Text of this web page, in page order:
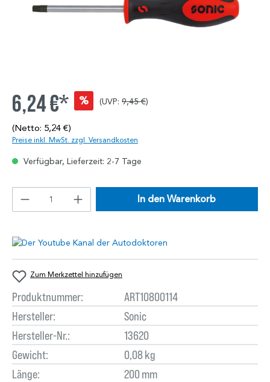
6,24 €* % (UVP: 9,45 €)
(Netto: 5,24 €)
Preise inkl. MwSt. zzgl. Versandkosten
Verfügbar, Lieferzeit: 2-7 Tage
In den Warenkorb
Zum Merkzettel hinzufügen
Produktnummer:
ART10800114
Hersteller:
Sonic
Hersteller-Nr.:
13620
Gewicht:
0,08 kg
Länge:
200 mm